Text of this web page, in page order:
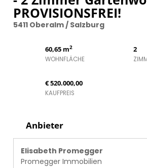
PROVISIONSFREI!
5411 Oberalm / Salzburg
60,65 m2
WOHNFLÄCHE
2
€ 520.000,00
KAUFPREIS
Anbieter
Elisabeth Promegger
Promegger Immobilien